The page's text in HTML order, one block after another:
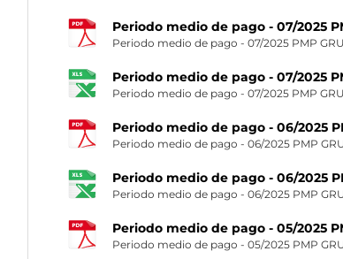
Periodo medio de pago - 07/2025
Periodo medio de pago - 07/2025 PMP
Periodo medio de pago - 07/2025
Periodo medio de pago - 07/2025 PMP
Periodo medio de pago - 06/2025
Periodo medio de pago - 06/2025 PMP
Periodo medio de pago - 06/2025
Periodo medio de pago - 06/2025 PMP
Periodo medio de pago - 05/2025
Periodo medio de pago - 05/2025 PMP